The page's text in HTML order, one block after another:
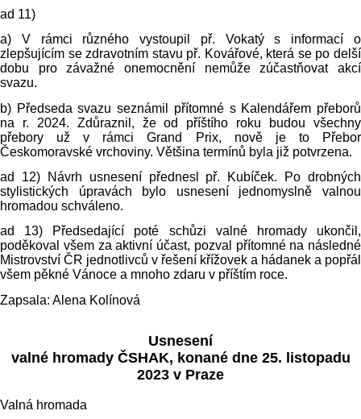
ad 11)
a) V rámci různého vystoupil př. Vokatý s informací o
zlepšujícím se zdravotním stavu př. Kovářové, která se po delší
dobu pro závažné onemocnění nemůže zúčastňovat akcí
svazu.
b) Předseda svazu seznámil přítomné s Kalendářem přeborů
na r. 2024. Zdůraznil, že od příštího roku budou všechny
přebory už v rámci Grand Prix, nově je to Přebor
Českomoravské vrchoviny. Většina termínů byla již potvrzena.
ad 12) Návrh usnesení přednesl př. Kubíček. Po drobných
stylistických úpravách bylo usnesení jednomyslně valnou
hromadou schváleno.
ad 13) Předsedající poté schůzi valné hromady ukončil,
poděkoval všem za aktivní účast, pozval přítomné na následné
Mistrovství ČR jednotlivců v řešení křížovek a hádanek a popřál
všem pěkné Vánoce a mnoho zdaru v příštím roce.
Zapsala: Alena Kolínová
Usnesení
valné hromady ČSHAK, konané dne 25. listopadu
2023 v Praze
Valná hromada